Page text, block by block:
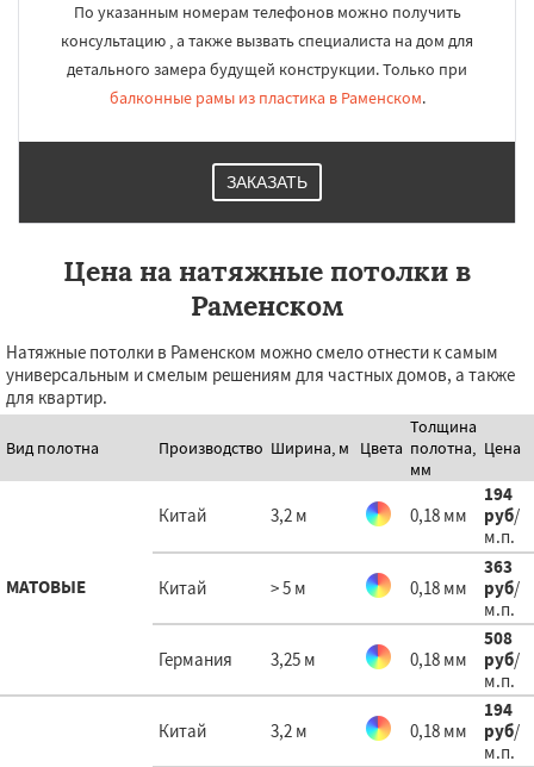
По указанным номерам телефонов можно получить
консультацию , а также вызвать специалиста на дом для
детального замера будущей конструкции. Только при
балконные рамы из пластика в Раменском.
ЗАКАЗАТЬ
Цена на натяжные потолки в
Раменском
Натяжные потолки в Раменском можно смело отнести к самым
универсальным и смелым решениям для частных домов, а также
для квартир.
Вид полотна Производство Ширина, м Цвета
Толщина
полотна,
мм
Цена
МАТОВЫЕ
Китай 3,2 м 0,18 мм
194
руб/
м.п.
Китай > 5 м 0,18 мм
363
руб/
м.п.
Германия 3,25 м 0,18 мм
508
руб/
м.п.
Китай 3,2 м 0,18 мм
194
руб/
м.п.